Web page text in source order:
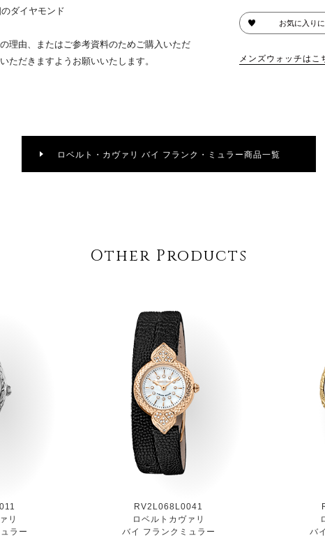
ダイヤモンド
理由、またはご参考資料のためご購入いただ
ただきますようお願いいたします。
お気に入り
メンズウォッチはこ
ロベルト・カヴァリ バイ フランク・ミュラー商品一覧
Other Products
リ
ラー
RV2L068L0041
ロベルトカヴァリ
バイ フランクミュラー
バ